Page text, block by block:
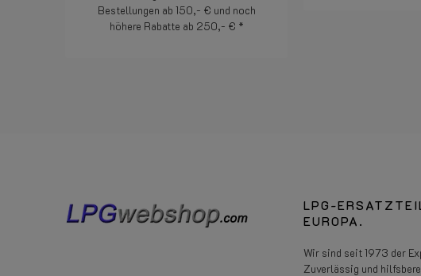
Bestellungen ab 150,- € und noch
höhere Rabatte ab 250,- € *
LPG-
EUROPA.
Wir sind seit 1973 der
Zuverlässig und